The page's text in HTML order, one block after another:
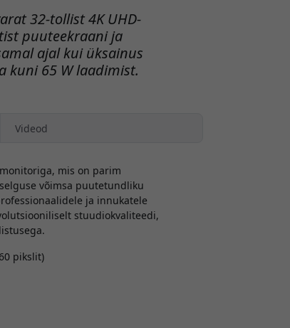
32-tollist 4K UHD-
puuteekraani ja
ajal kui üksainus
kuni 65 W laadimist.
Videod
mis on parim
võimsa puutetundliku
ja innukatele
stuudiokvaliteedi,
pikslit)